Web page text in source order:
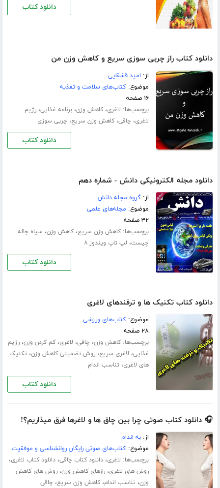
دانلود کتاب
دانلود کتاب راز چربی سوزی سریع و کاهش وزن من
از: امید قشقایی
موضوع:کتاب‌های سلامت و تغذیه
۱۶ صفحه
برچسب‌ها: لاغری،کاهش وزن،برنامه غذایی،رژیم
لاغری، چاقی،کاهش وزن سریع، چربی سوزی
دانلود کتاب
دانلود مجله الکترونیکی دانش - شماره دهم
از:گروه مجله دانش
موضوع: مجله‌های علمی
۳۲ صفحه
برچسب‌ها:کاهش وزن سریع،کاهش وزن، سیاه چاله
چیست، لپ تاپ ویندوز ۸
دانلود کتاب
دانلود کتاب تکنیک ها و ترفندهای لاغری
موضوع:کتاب‌های ورزشی
۲۸ صفحه
برچسب‌ها:کاهش وزن، چاقی، لاغری،کم کردن وزن،رژیم
غذایی، لاغری سریع،روش تضمینی کاهش وزن، تکنیک
های لاغری، تناسب اندام
دانلود کتاب
🎧 دانلود کتاب صوتی چرا بین چاق ها و لاغرها فرق میذاریم؟!
از:به اندام
موضوع:کتاب‌های صوتی رایگان روانشناسی و موفقیت
برچسب‌ها: لاغری،دانلود کتاب چاقی،دانلود کتاب لاغری،
روش های لاغری،رازهای کاهش وزن،روش های کاهش
وزن، تناسب اندام،کاهش وزن سریع، چاقی